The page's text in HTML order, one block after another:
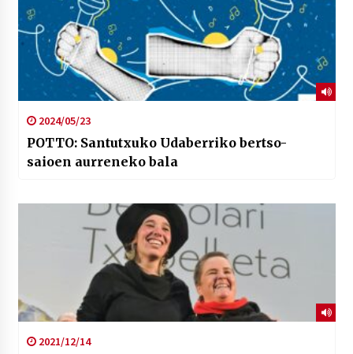
2024/05/23
POTTO: Santutxuko Udaberriko bertso-
saioen aurreneko bala
2021/12/14